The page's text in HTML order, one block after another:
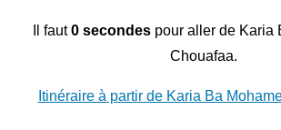
Il faut0 secondespour aller de Karia
Chouafaa.
Itinéraire à partir de Karia Ba